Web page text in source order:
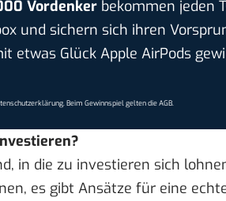
Vordenkerbekommen jeden
und sichern sich ihren
etwas Glück Apple AirPods
. Beim Gewinnspiel gelten dieAGB.
in die zu investieren sich
es gibt Ansätze für eine